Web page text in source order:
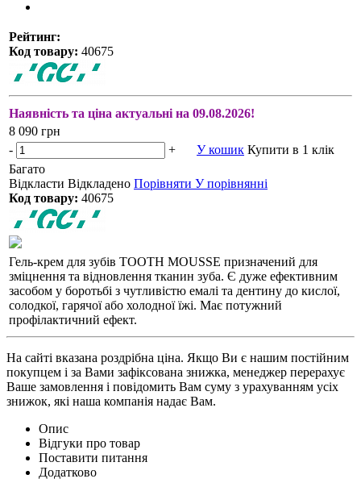
Рейтинг:
Код товару: 40675
Наявність та ціна актуальні на 09.08.2026!
8 090 грн
-
+ У кошик Купити в 1 клік
Багато
Відкласти Відкладено Порівняти У порівнянні
Код товару: 40675
Гель-крем для зубів TOOTH MOUSSE призначений для
зміцнення та відновлення тканин зуба. Є дуже ефективним
засобом у боротьбі з чутливістю емалі та дентину до кислої,
солодкої, гарячої або холодної їжі. Має потужний
профілактичний ефект.
На сайті вказана роздрібна ціна. Якщо Ви є нашим постійним
покупцем і за Вами зафіксована знижка, менеджер перерахує
Ваше замовлення і повідомить Вам суму з урахуванням усіх
знижок, які наша компанія надає Вам.
Опис
Відгуки про товар
Поставити питання
Додатково